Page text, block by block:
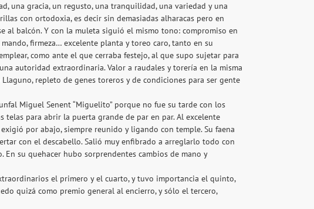
una gracia, un regusto, una tranquilidad, una variedad y una
con ortodoxia, es decir sin demasiadas alharacas pero en
al balcón. Y con la muleta siguió el mismo tono: compromiso en
firmeza… excelente planta y toreo caro, tanto en su
como ante el que cerraba festejo, al que supo sujetar para
autoridad extraordinaria. Valor a raudales y torería en la misma
repleto de genes toreros y de condiciones para ser gente
Miguel Senent “Miguelito” porque no fue su tarde con los
telas para abrir la puerta grande de par en par. Al excelente
por abajo, siempre reunido y ligando con temple. Su faena
con el descabello. Salió muy enfibrado a arreglarlo todo con
su quehacer hubo sorprendentes cambios de mano y
el primero y el cuarto, y tuvo importancia el quinto,
quizá como premio general al encierro, y sólo el tercero,